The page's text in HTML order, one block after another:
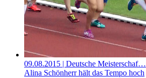
09.08.2015 | Deutsche Meisterschaf…
Alina Schönherr hält das Tempo hoch